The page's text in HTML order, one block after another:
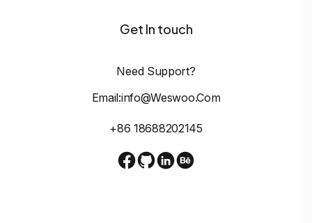
Get In touch
Need Support?
Email:info@weswoo.com
+86 18688202145